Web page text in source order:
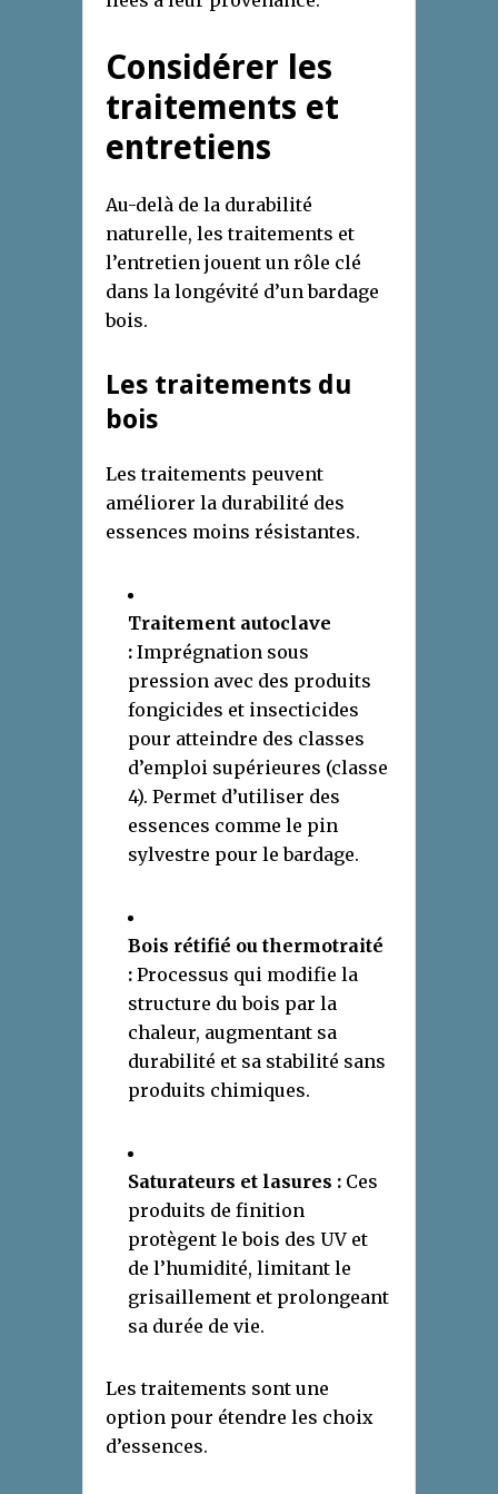
Considérer les
traitements et
entretiens
Au-delà de la durabilité
naturelle, les traitements et
l’entretien jouent un rôle clé
dans la longévité d’un bardage
bois.
Les traitements du
bois
Les traitements peuvent
améliorer la durabilité des
essences moins résistantes.
Traitement autoclave
: Imprégnation sous
pression avec des produits
fongicides et insecticides
pour atteindre des classes
d’emploi supérieures (classe
4). Permet d’utiliser des
essences comme le pin
sylvestre pour le bardage.
Bois rétifié ou thermotraité
: Processus qui modifie la
structure du bois par la
chaleur, augmentant sa
durabilité et sa stabilité sans
produits chimiques.
Saturateurs et lasures : Ces
produits de finition
protègent le bois des UV et
de l’humidité, limitant le
grisaillement et prolongeant
sa durée de vie.
Les traitements sont une
option pour étendre les choix
d’essences.